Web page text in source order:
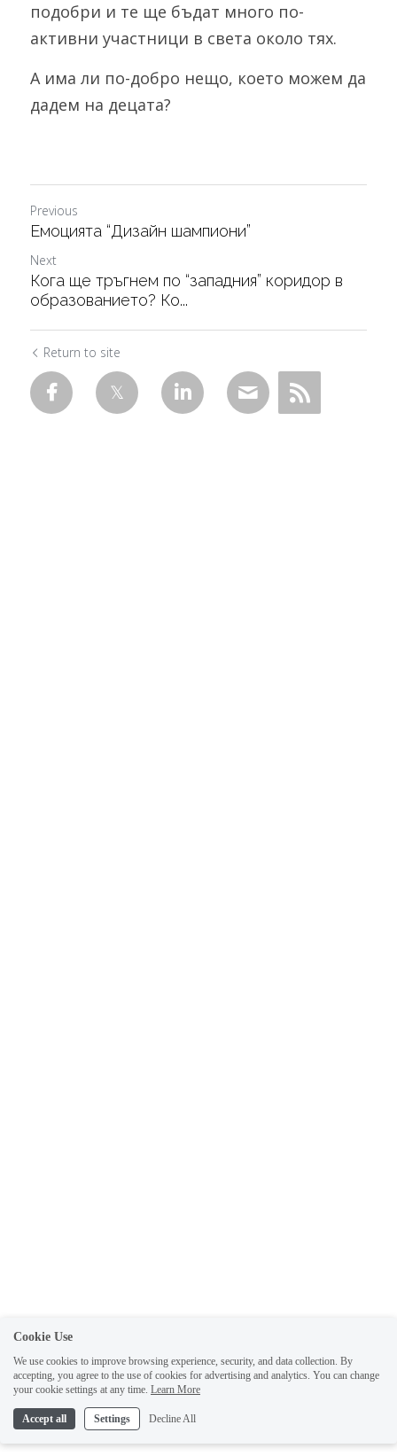
подобри и те ще бъдат много по-
активни участници в света около тях.
А има ли по-добро нещо, което можем да
дадем на децата?
Previous
Емоцията “Дизайн шампиони”
Next
Кога ще тръгнем по “западния” коридор в
образованието? Ко...
Return to site
Cookie Use
We use cookies to improve browsing experience, security, and data collection. By
accepting, you agree to the use of cookies for advertising and analytics. You can change
your cookie settings at any time. Learn More
Accept all Settings Decline All